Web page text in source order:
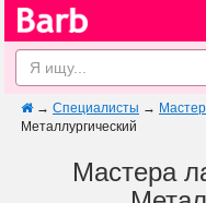
→ Специалисты →
Металлургический
Мастера